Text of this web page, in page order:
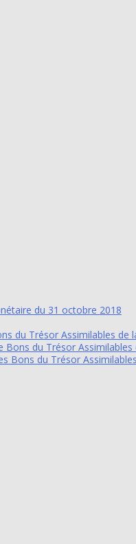
du 31 octobre 2018
du Trésor Assimilables
Bons du Trésor
Bons du Trésor